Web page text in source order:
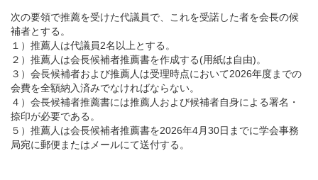
会員専用
事務手続き（入退会・変更）
リンク
次の要領で推薦を受けた代議員で、これを受諾した者を会長の候
補者とする。
１）推薦人は代議員2名以上とする。
２）推薦人は会長候補者推薦書を作成する(用紙は自由)。
３）会長候補者および推薦人は受理時点において2026年度までの
会費を全額納入済みでなければならない。
４）会長候補者推薦書には推薦人および候補者自身による署名・
捺印が必要である。
５）推薦人は会長候補者推薦書を2026年4月30日までに学会事務
局宛に郵便またはメールにて送付する。